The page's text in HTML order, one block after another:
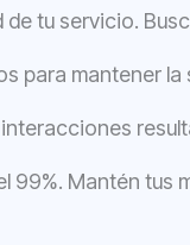
de tu servicio.
para mantener
99%. Mantén tus